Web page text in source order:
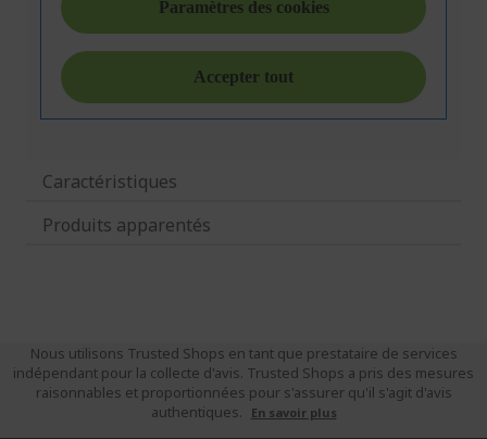
Caractéristiques
Produits apparentés
Nous utilisons Trusted Shops en tant que prestataire de services
indépendant pour la collecte d'avis. Trusted Shops a pris des mesures
raisonnables et proportionnées pour s'assurer qu'il s'agit d'avis
authentiques.
En savoir plus